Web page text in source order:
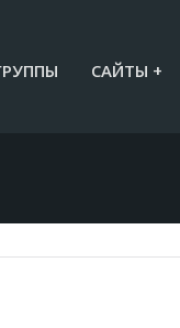
САЙТЫ +